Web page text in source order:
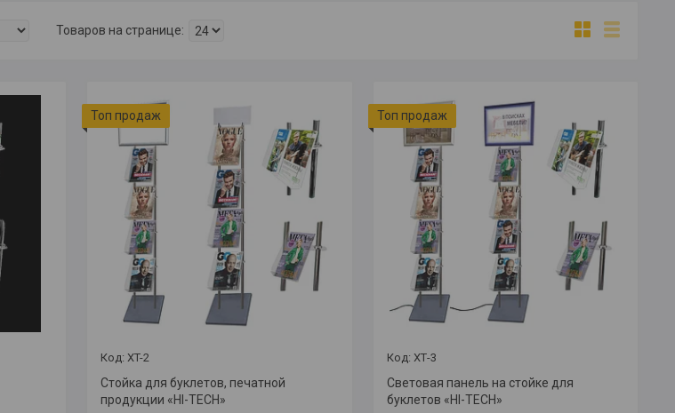
Топ продаж
XT-2
Стойка для буклетов, печатной
продукции «HI-TECH»
Топ продаж
ХТ-3
Световая панель на стойке для
буклетов «HI-TECH»